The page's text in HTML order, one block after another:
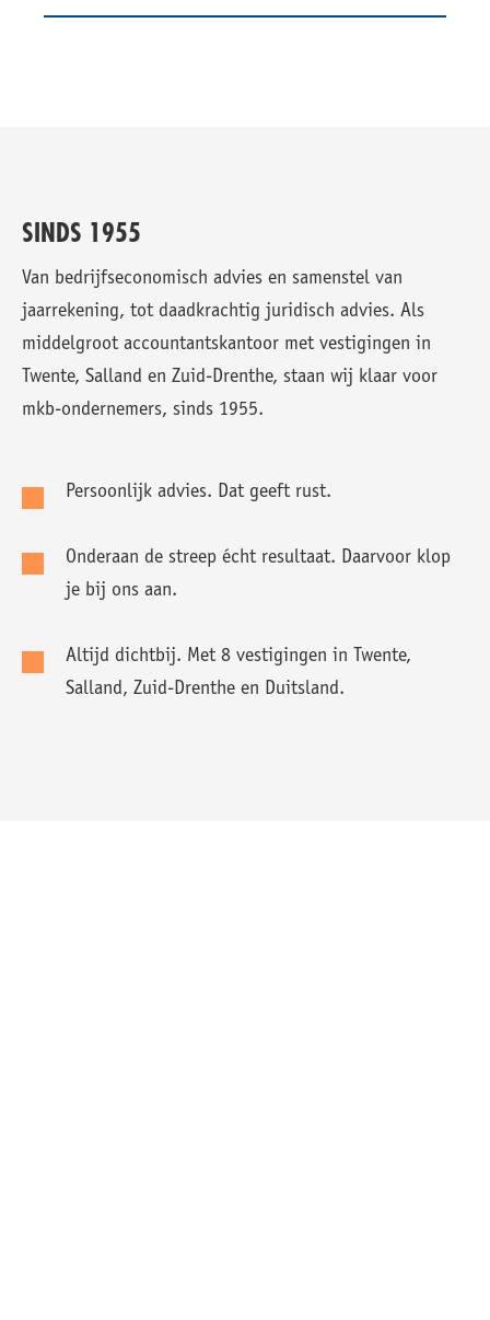
SINDS 1955
Van bedrijfseconomisch advies en samenstel van
jaarrekening, tot daadkrachtig juridisch advies. Als
middelgroot accountantskantoor met vestigingen in
Twente, Salland en Zuid-Drenthe, staan wij klaar voor
mkb-ondernemers, sinds 1955.
Persoonlijk advies. Dat geeft rust.
Onderaan de streep écht resultaat. Daarvoor klop
je bij ons aan.
Altijd dichtbij. Met 8 vestigingen in Twente,
Salland, Zuid-Drenthe en Duitsland.